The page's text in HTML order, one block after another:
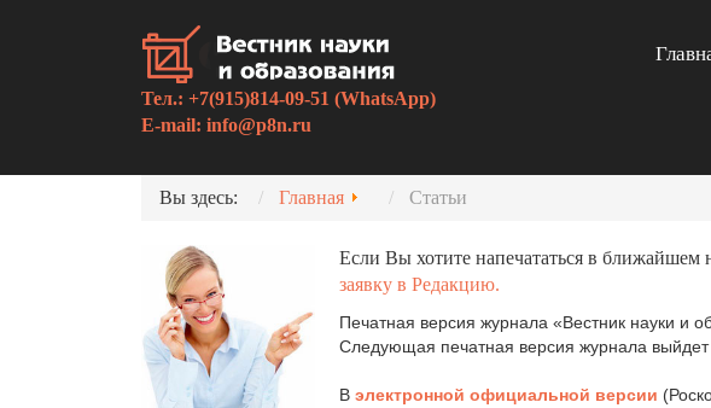
Тел.: +7(915)814-09-51 (WhatsApp)
E-mail: info@p8n.ru
Вы здесь: Главная Статьи
Если Вы хотите напечататься в ближайшем
заявку в Редакцию.
Печатная версия журнала «Вестник науки и
Следующая печатная версия журнала
В электронной официальной версии